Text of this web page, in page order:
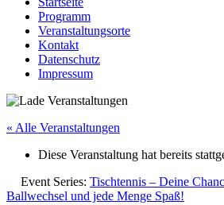
Programm
Veranstaltungsorte
Kontakt
Datenschutz
Impressum
« Alle Veranstaltungen
Diese Veranstaltung hat bereits
Event Series: Tischtennis – Deine
Ballwechsel und jede Menge Spaß!